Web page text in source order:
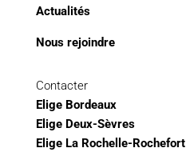
Actualités
Nous rejoindre
Contacter
Elige Bordeaux
Elige Deux-Sèvres
Elige La Rochelle-Rochefort